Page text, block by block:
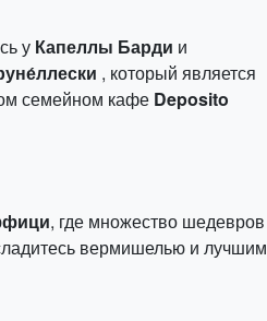
у Капеллы Барди и
, который является
семейном кафе Deposito
, где множество шедевров
вермишелью и лучшим